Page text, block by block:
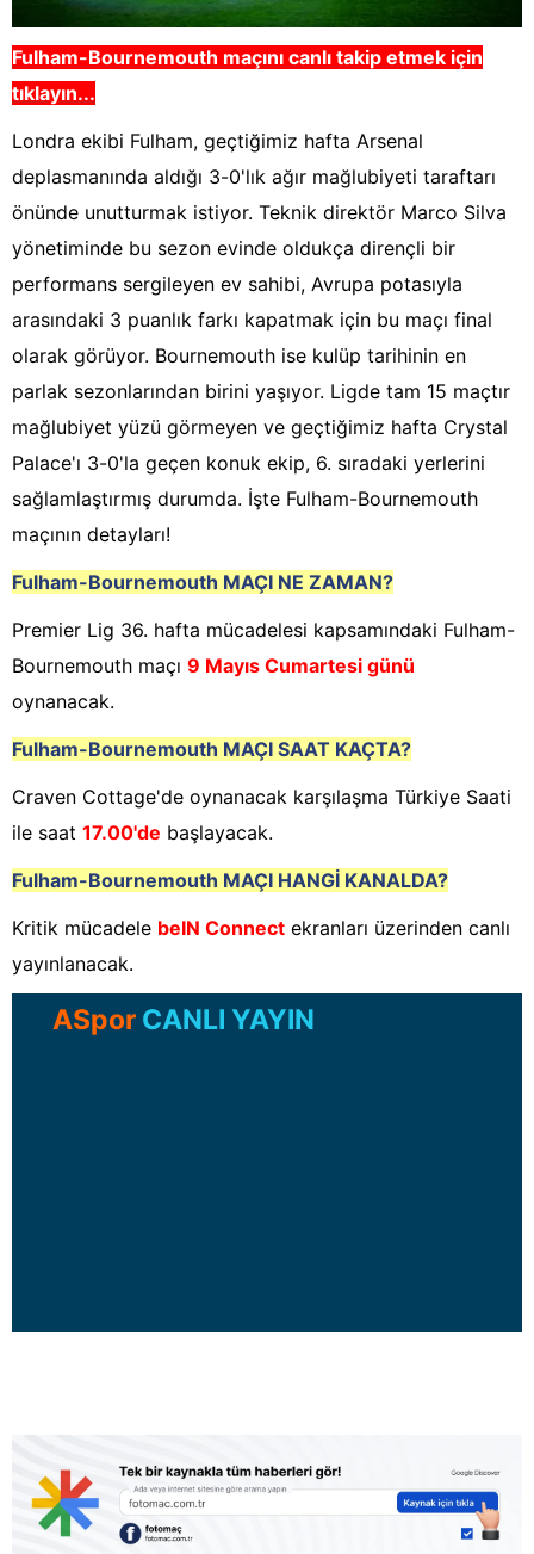
Fulham-Bournemouth maçını canlı takip etmek için
tıklayın...
Londra ekibi Fulham, geçtiğimiz hafta Arsenal
deplasmanında aldığı 3-0'lık ağır mağlubiyeti taraftarı
önünde unutturmak istiyor. Teknik direktör Marco Silva
yönetiminde bu sezon evinde oldukça dirençli bir
performans sergileyen ev sahibi, Avrupa potasıyla
arasındaki 3 puanlık farkı kapatmak için bu maçı final
olarak görüyor. Bournemouth ise kulüp tarihinin en
parlak sezonlarından birini yaşıyor. Ligde tam 15 maçtır
mağlubiyet yüzü görmeyen ve geçtiğimiz hafta Crystal
Palace'ı 3-0'la geçen konuk ekip, 6. sıradaki yerlerini
sağlamlaştırmış durumda. İşte Fulham-Bournemouth
maçının detayları!
Fulham-Bournemouth MAÇI NE ZAMAN?
Premier Lig 36. hafta mücadelesi kapsamındaki Fulham-
Bournemouth maçı 9 Mayıs Cumartesi günü
oynanacak.
Fulham-Bournemouth MAÇI SAAT KAÇTA?
Craven Cottage'de oynanacak karşılaşma Türkiye Saati
ile saat 17.00'de başlayacak.
Fulham-Bournemouth MAÇI HANGİ KANALDA?
Kritik mücadele beIN Connect ekranları üzerinden canlı
yayınlanacak.
ASpor CANLI YAYIN